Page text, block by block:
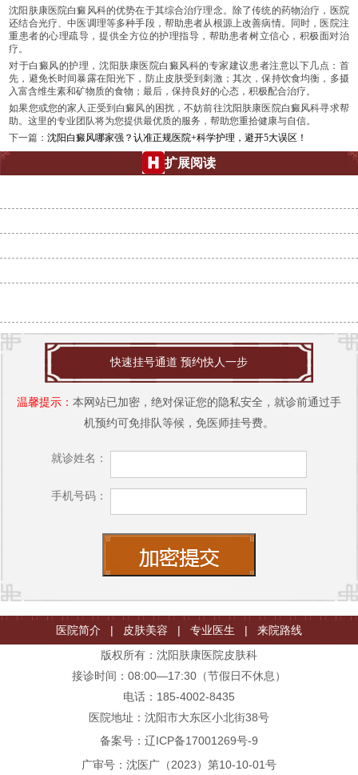
沈阳肤康医院白癜风科的优势在于其综合治疗理念。除了传统的药物治疗，医院
还结合光疗、中医调理等多种手段，帮助患者从根源上改善病情。同时，医院注
重患者的心理疏导，提供全方位的护理指导，帮助患者树立信心，积极面对治
疗。
对于白癜风的护理，沈阳肤康医院白癜风科的专家建议患者注意以下几点：首
先，避免长时间暴露在阳光下，防止皮肤受到刺激；其次，保持饮食均衡，多摄
入富含维生素和矿物质的食物；最后，保持良好的心态，积极配合治疗。
如果您或您的家人正受到白癜风的困扰，不妨前往沈阳肤康医院白癜风科寻求帮
助。这里的专业团队将为您提供最优质的服务，帮助您重拾健康与自信。
下一篇：沈阳白癜风哪家强？认准正规医院+科学护理，避开5大误区！
扩展阅读
快速挂号通道 预约快人一步
温馨提示： 本网站已加密，绝对保证您的隐私安全，就诊前通过手
机预约可免排队等候，免医师挂号费。
就诊姓名：
手机号码：
医院简介 | 皮肤美容 | 专业医生 |
来院路线
版权所有：沈阳肤康医院皮肤科
接诊时间：08:00—17:30（节假日不休息）
电话：185-4002-8435
医院地址：沈阳市大东区小北街38号
备案号： 辽ICP备17001269号-9
广审号：沈医广（2023）第10-10-01号